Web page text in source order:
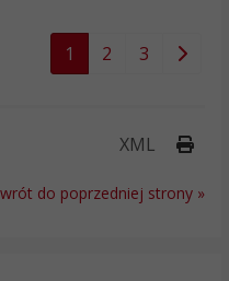
1 2 3
XML
do poprzedniej strony »